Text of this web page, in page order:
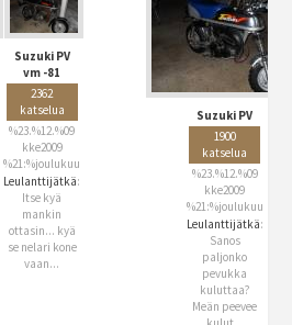
Suzuki PV
vm -81
2362
katselua
%23.%12.%09
kke2009
%21:%joulukuu
Leulanttijätkä:
Itse kyä
mankin
ottasin... kyä
se nelari kone
vaan...
Suzuki PV
1900
katselua
%23.%12.%09
kke2009
%21:%joulukuu
Leulanttijätkä:
Sanos
paljonko
pevukka
kuluttaa?
Meän peevee